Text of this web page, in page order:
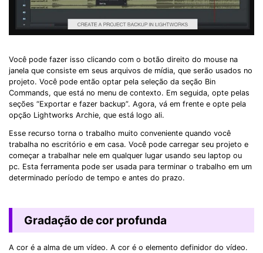
Você pode fazer isso clicando com o botão direito do mouse na
janela que consiste em seus arquivos de mídia, que serão usados ​​no
projeto. Você pode então optar pela seleção da seção Bin
Commands, que está no menu de contexto. Em seguida, opte pelas
seções “Exportar e fazer backup”. Agora, vá em frente e opte pela
opção Lightworks Archie, que está logo ali.
Esse recurso torna o trabalho muito conveniente quando você
trabalha no escritório e em casa. Você pode carregar seu projeto e
começar a trabalhar nele em qualquer lugar usando seu laptop ou
pc. Esta ferramenta pode ser usada para terminar o trabalho em um
determinado período de tempo e antes do prazo.
Gradação de cor profunda
A cor é a alma de um vídeo. A cor é o elemento definidor do vídeo.